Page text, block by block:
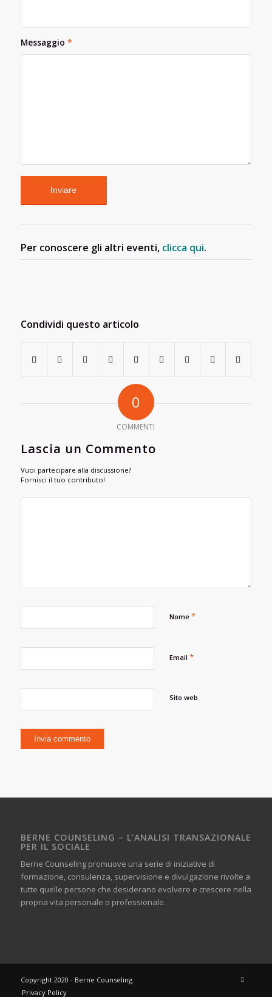
Messaggio *
Per conoscere gli altri eventi, clicca qui.
Condividi questo articolo
0
COMMENTI
Lascia un Commento
Vuoi partecipare alla discussione?
Fornisci il tuo contributo!
Nome *
Email *
Sito web
BERNE COUNSELING – L’ANALISI TRANSAZIONALE
PER IL SOCIALE
Berne Counseling promuove una serie di iniziative di
formazione, consulenza, supervisione e divulgazione rivolte a
tutte quelle persone che desiderano evolvere e crescere nella
propria vita personale o professionale.
Copyright 2020 - Berne Counseling
Privacy Policy